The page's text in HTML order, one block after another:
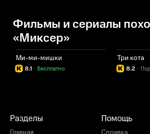
Фильмы и сериалы
«Миксер»
Ми-ми-мишки
8.1 Бесплатно
·
Три кота
8.2 ·
Разделы Помощь